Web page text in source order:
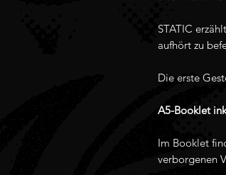
STATIC
aufhört zu
Die erste
A5-Booklet
Im Booklet
verborgenen